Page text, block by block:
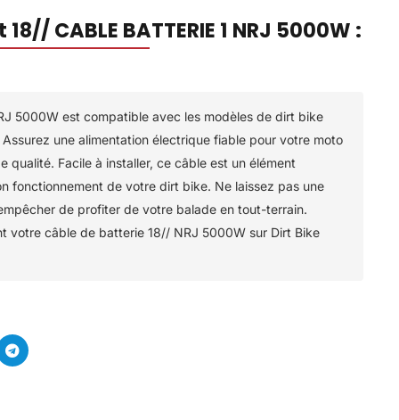
CABLE BATTERIE 1 NRJ 5000W :
5000W est compatible avec les modèles de dirt bike
une alimentation électrique fiable pour votre moto
qualité. Facile à installer, ce câble est un élément
fonctionnement de votre dirt bike. Ne laissez pas une
de profiter de votre balade en tout-terrain.
votre câble de batterie 18// NRJ 5000W sur Dirt Bike